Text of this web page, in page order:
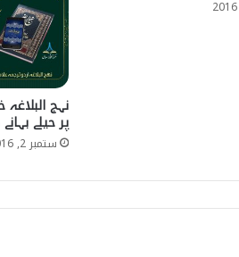
پر حیلے
ستمبر 2, 2016